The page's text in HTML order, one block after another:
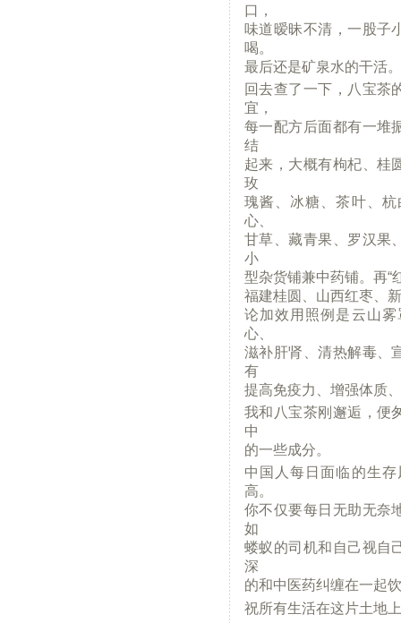
口，
味道暧昧不清，一股子
喝。
最后还是矿泉水的干活。
回去查了一下，八宝茶
宜，
每一配方后面都有一堆
结
起来，大概有枸杞、桂
玫
瑰酱、冰糖、茶叶、
心、
甘草、藏青果、罗汉果
小
型杂货铺兼中药铺。再“
福建桂圆、山西红枣、
论加效用照例是云山
心、
滋补肝肾、清热解毒、
有
提高免疫力、增强体质
我和八宝茶刚邂逅，便
中
的一些成分。
中国人每日面临的生
高。
你不仅要每日无助无奈
如
蝼蚁的司机和自己视自
深
的和中医药纠缠在一起
祝所有生活在这片土地